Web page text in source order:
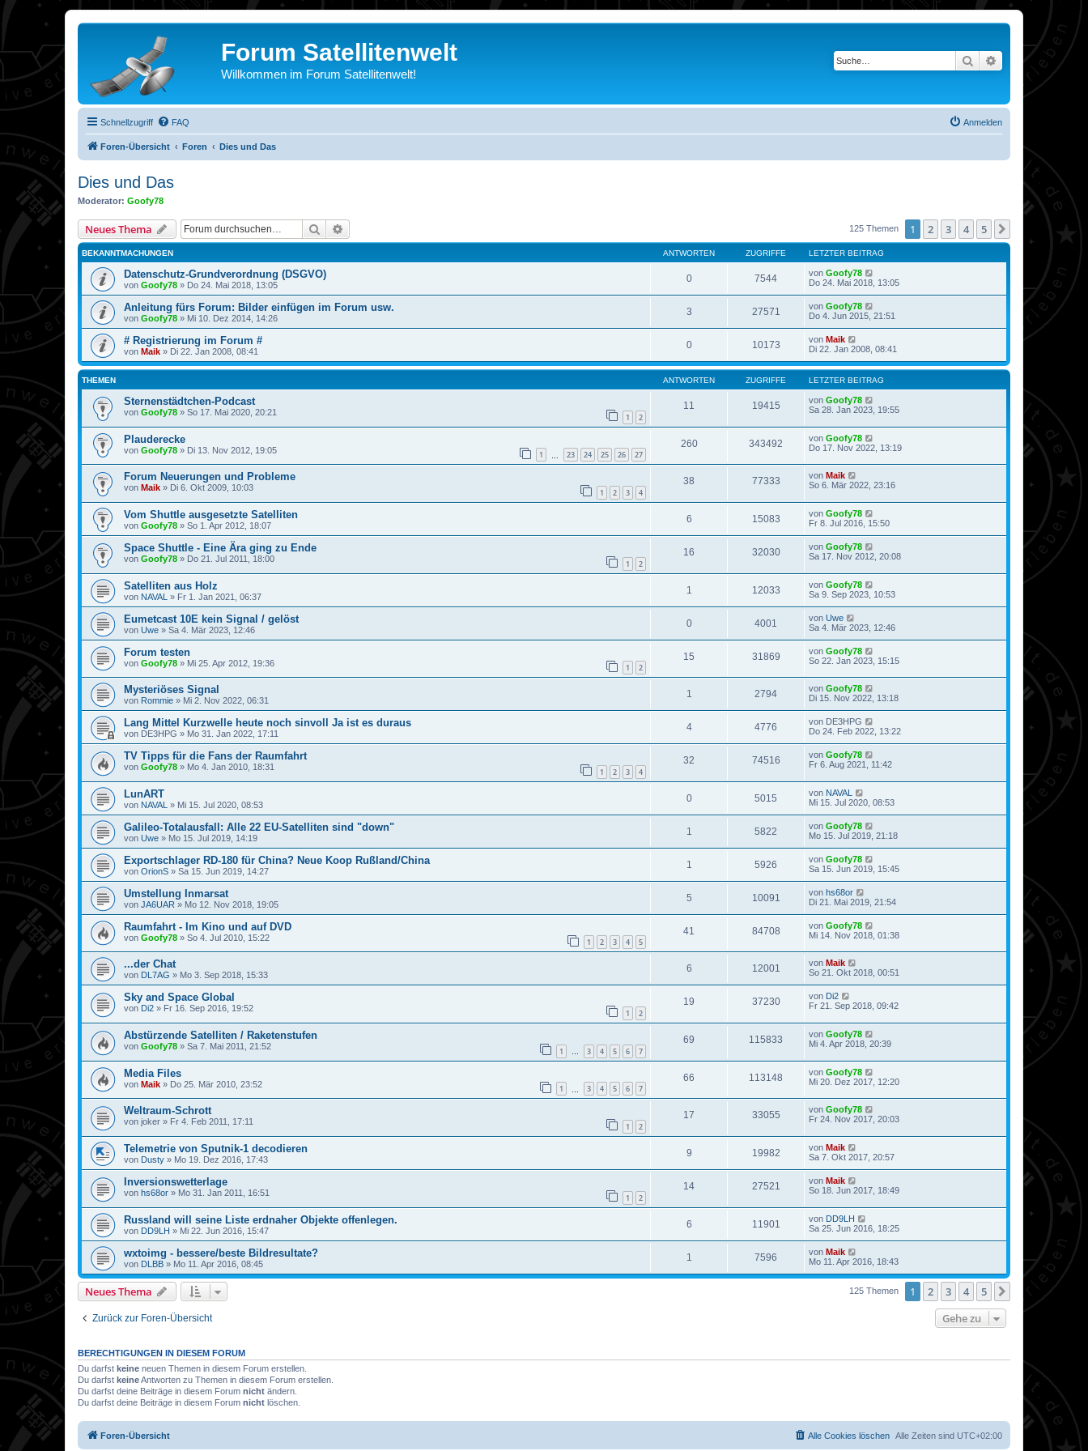
Forum Satellitenwelt
Willkommen im Forum Satellitenwelt!
Suche Erweiterte Suche
Schnellzugriff FAQ Anmelden
Foren-Übersicht Foren Dies und Das
Dies und Das
Moderator: Goofy78
Neues Thema Suche 125 Themen 1 2 3 4 5
BEKANNTMACHUNGEN ANTWORTEN ZUGRIFFE LETZTER BEITRAG
Datenschutz-Grundverordnung (DSGVO)
von Goofy78 » Do 24. Mai 2018, 13:05
0 7544 von Goofy78
Do 24. Mai 2018, 13:05
Anleitung fürs Forum: Bilder einfügen im Forum usw.
von Goofy78 » Mi 10. Dez 2014, 14:26
3 27571 von Goofy78
Do 4. Jun 2015, 21:51
# Registrierung im Forum #
von Maik » Di 22. Jan 2008, 08:41
0 10173 von Maik
Di 22. Jan 2008, 08:41
THEMEN ANTWORTEN ZUGRIFFE LETZTER BEITRAG
Sternenstädtchen-Podcast
von Goofy78 » So 17. Mai 2020, 20:21 1 2
11 19415 von Goofy78
Sa 28. Jan 2023, 19:55
Plauderecke
von Goofy78 » Di 13. Nov 2012, 19:05 1 23 24 25 26 27
260 343492 von Goofy78
Do 17. Nov 2022, 13:19
Forum Neuerungen und Probleme
von Maik » Di 6. Okt 2009, 10:03 1 2 3 4
38 77333 von Maik
So 6. Mär 2022, 23:16
Vom Shuttle ausgesetzte Satelliten
von Goofy78 » So 1. Apr 2012, 18:07
6 15083 von Goofy78
Fr 8. Jul 2016, 15:50
Space Shuttle - Eine Ära ging zu Ende
von Goofy78 » Do 21. Jul 2011, 18:00 1 2
16 32030 von Goofy78
Sa 17. Nov 2012, 20:08
Satelliten aus Holz
von NAVAL » Fr 1. Jan 2021, 06:37
1 12033 von Goofy78
Sa 9. Sep 2023, 10:53
Eumetcast 10E kein Signal / gelöst
von Uwe » Sa 4. Mär 2023, 12:46
0 4001 von Uwe
Sa 4. Mär 2023, 12:46
Forum testen
von Goofy78 » Mi 25. Apr 2012, 19:36 1 2
15 31869 von Goofy78
So 22. Jan 2023, 15:15
Mysteriöses Signal
von Rommie » Mi 2. Nov 2022, 06:31
1 2794 von Goofy78
Di 15. Nov 2022, 13:18
Lang Mittel Kurzwelle heute noch sinvoll Ja ist es duraus
von DE3HPG » Mo 31. Jan 2022, 17:11
4 4776 von DE3HPG
Do 24. Feb 2022, 13:22
TV Tipps für die Fans der Raumfahrt
von Goofy78 » Mo 4. Jan 2010, 18:31 1 2 3 4
32 74516 von Goofy78
Fr 6. Aug 2021, 11:42
LunART
von NAVAL » Mi 15. Jul 2020, 08:53
0 5015 von NAVAL
Mi 15. Jul 2020, 08:53
Galileo-Totalausfall: Alle 22 EU-Satelliten sind "down"
von Uwe » Mo 15. Jul 2019, 14:19
1 5822 von Goofy78
Mo 15. Jul 2019, 21:18
Exportschlager RD-180 für China? Neue Koop Rußland/China
von OrionS » Sa 15. Jun 2019, 14:27
1 5926 von Goofy78
Sa 15. Jun 2019, 15:45
Umstellung Inmarsat
von JA6UAR » Mo 12. Nov 2018, 19:05
5 10091 von hs68or
Di 21. Mai 2019, 21:54
Raumfahrt - Im Kino und auf DVD
von Goofy78 » So 4. Jul 2010, 15:22 1 2 3 4 5
41 84708 von Goofy78
Mi 14. Nov 2018, 01:38
...der Chat
von DL7AG » Mo 3. Sep 2018, 15:33
6 12001 von Maik
So 21. Okt 2018, 00:51
Sky and Space Global
von Di2 » Fr 16. Sep 2016, 19:52 1 2
19 37230 von Di2
Fr 21. Sep 2018, 09:42
Abstürzende Satelliten / Raketenstufen
von Goofy78 » Sa 7. Mai 2011, 21:52 1 … 3 4 5 6 7
69 115833 von Goofy78
Mi 4. Apr 2018, 20:39
Media Files
von Maik » Do 25. Mär 2010, 23:52 1 3 4 5 6 7
66 113148 von Goofy78
Mi 20. Dez 2017, 12:20
Weltraum-Schrott
von joker » Fr 4. Feb 2011, 17:11 1 2
17 33055 von Goofy78
Fr 24. Nov 2017, 20:03
Telemetrie von Sputnik-1 decodieren
von Dusty » Mo 19. Dez 2016, 17:43
9 19982 von Maik
Sa 7. Okt 2017, 20:57
Inversionswetterlage
von hs68or » Mo 31. Jan 2011, 16:51 1 2
14 27521 von Maik
So 18. Jun 2017, 18:49
Russland will seine Liste erdnaher Objekte offenlegen.
von DD9LH » Mi 22. Jun 2016, 15:47
6 11901 von DD9LH
Sa 25. Jun 2016, 18:25
wxtoimg - bessere/beste Bildresultate?
von DLBB » Mo 11. Apr 2016, 08:45
1 7596 von Maik
Mo 11. Apr 2016, 18:43
Neues Thema 125 Themen 1 2 3 4 5 Nächste
Zurück zur Foren-Übersicht Gehe zu
BERECHTIGUNGEN IN DIESEM FORUM
Du darfst keine neuen Themen in diesem Forum erstellen.
Du darfst keineAntworten zu Themen in diesem Forum erstellen.
Du darfst deine Beiträge in diesem Forum nicht ändern.
Du darfst deine Beiträge in diesem Forum nicht löschen.
Foren-Übersicht Alle Zeiten sind UTC+02:00
Alle Cookies löschen